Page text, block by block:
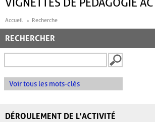
VIGNETTES DE PÉDAGOGIE
Accueil Recherche
RECHERCHER
Voir tous les mots-clés
DÉROULEMENT DE L'ACTIVITÉ